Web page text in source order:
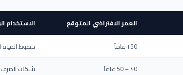
العمر الافتراضي المتوقع الاستخدام
50+ عاماً
خطوط المياه
40 – 50 عاماً
شبكات الصرف